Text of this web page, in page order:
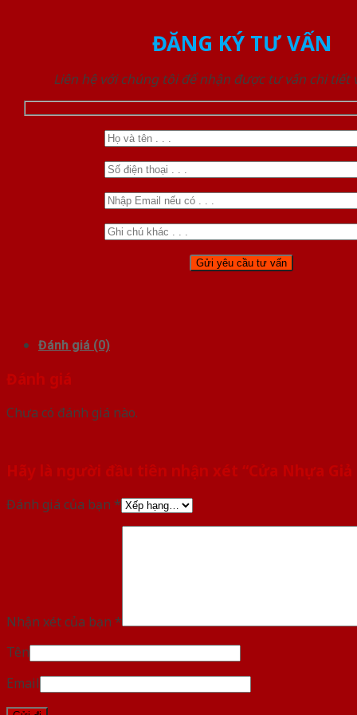
ĐĂNG KÝ TƯ VẤN
Liên hệ với chúng tôi để nhận được tư vấn chi tiết
Đánh giá (0)
Đánh giá
Chưa có đánh giá nào.
Hãy là người đầu tiên nhận xét “Cửa Nhựa Giả
Đánh giá của bạn *
Nhận xét của bạn *
Tên
Email